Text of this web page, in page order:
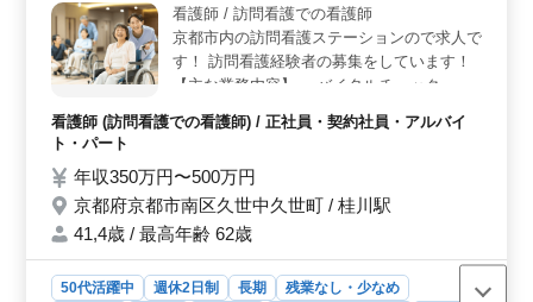
代以上の方々も多く活躍し、経験豊富な先輩方との共同
作業が魅力です。 ＜充実の福利厚生と手当＞ 年収
350万〜480万円の他に、通勤手当や賞与も支給されま
す。さらに、福利厚生も充実しており、健康保険や厚生
のご応募を心よりお待ちしております。
看護師 / 訪問看護での看護師
京都市内の訪問看護ステーションので求人で
す！ 訪問看護経験者の募集をしています！
【主な業務内容】 ・バイタルチェック ・ご
家族の支援、相談 ・医療機器の管理・指導
・リハビリ 等 ◎夜勤なし ◎土日休み ◎中
ぜひ今までの経験を活かして頂ける方のご応
募お待ちしております。
看護師 (訪問看護での看護師) / 正社員・契約社員・アルバイ
ト・パート
年収350万円〜500万円
京都府京都市南区久世中久世町 / 桂川駅
41,4歳 / 最高年齢 62歳
50代活躍中 週休2日制 長期 残業なし・少なめ